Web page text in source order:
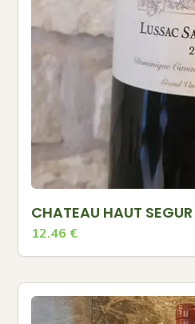
CHATEAU HAUT
12.46 €